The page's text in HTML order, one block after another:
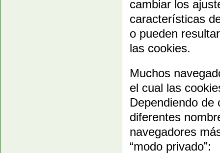
cambiar los
características
o pueden
las cookies.
Muchos
el cual las
Dependiendo de
diferentes
navegadores
“modo privado”: